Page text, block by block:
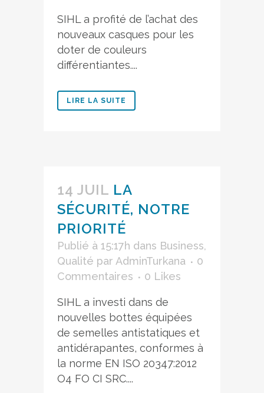
SIHL a profité de l’achat des
nouveaux casques pour les
doter de couleurs
différentiantes....
LIRE LA SUITE
14 JUIL LA
SÉCURITÉ, NOTRE
PRIORITÉ
Publié à 15:17h dans Business,
Qualité par AdminTurkana
0
Commentaires
0 Likes
SIHL a investi dans de
nouvelles bottes équipées
de semelles antistatiques et
antidérapantes, conformes à
la norme EN ISO 20347:2012
O4 FO CI SRC....